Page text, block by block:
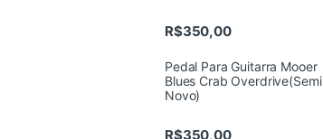
R$350,00
Pedal Para Guitarra Mooer
Blues Crab Overdrive(Semi
Novo)
R$350,00